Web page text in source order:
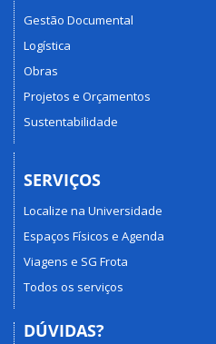
Gestão Documental
Logística
Obras
Projetos e Orçamentos
Sustentabilidade
SERVIÇOS
Localize na Universidade
Espaços Físicos e Agenda
Viagens e SG Frota
Todos os serviços
DÚVIDAS?